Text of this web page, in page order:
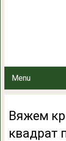
Menu
Вяжем
квадрат